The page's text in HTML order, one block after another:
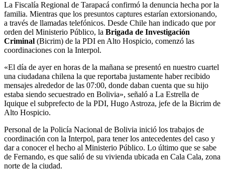
La Fiscalía Regional de Tarapacá confirmó la denuncia hecha por la
familia. Mientras que los presuntos captures estarían extorsionando,
a través de llamadas telefónicos. Desde Chile han indicado que por
orden del Ministerio Público, la Brigada de Investigación
Criminal (Bicrim) de la PDI en Alto Hospicio, comenzó las
coordinaciones con la Interpol.
«El día de ayer en horas de la mañana se presentó en nuestro cuartel
una ciudadana chilena la que reportaba justamente haber recibido
mensajes alrededor de las 07:00, donde daban cuenta que su hijo
estaba siendo secuestrado en Bolivia», señaló a La Estrella de
Iquique el subprefecto de la PDI, Hugo Astroza, jefe de la Bicrim de
Alto Hospicio.
Personal de la Policía Nacional de Bolivia inició los trabajos de
coordinación con la Interpol, para tener los antecedentes del caso y
dar a conocer el hecho al Ministerio Público. Lo último que se sabe
de Fernando, es que salió de su vivienda ubicada en Cala Cala, zona
norte de la ciudad.